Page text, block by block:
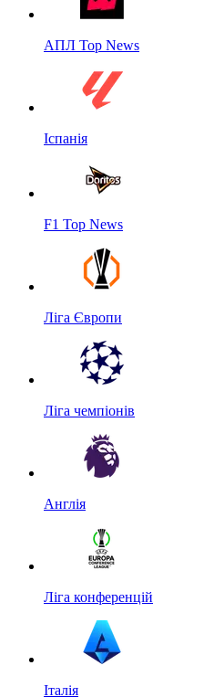
АПЛ Top News
Іспанія
F1 Top News
Ліга Європи
Ліга чемпіонів
Англія
Ліга конференцій
Італія